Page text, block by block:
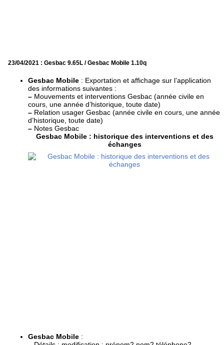
23/04/2021 : Gesbac 9.65L / Gesbac Mobile 1.10q
Gesbac Mobile : Exportation et affichage sur l’application
des informations suivantes :
– Mouvements et interventions Gesbac (année civile en
cours, une année d’historique, toute date)
– Relation usager Gesbac (année civile en cours, une année
d’historique, toute date)
– Notes Gesbac
Gesbac Mobile : historique des interventions et des
échanges
Gesbac Mobile :